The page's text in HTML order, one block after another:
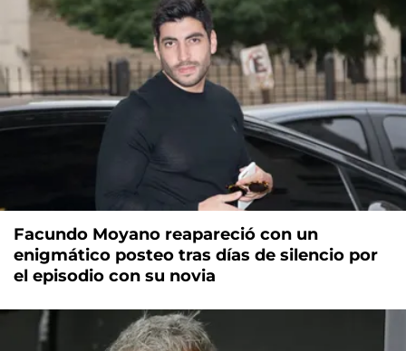
Facundo Moyano reapareció con un
enigmático posteo tras días de silencio por
el episodio con su novia